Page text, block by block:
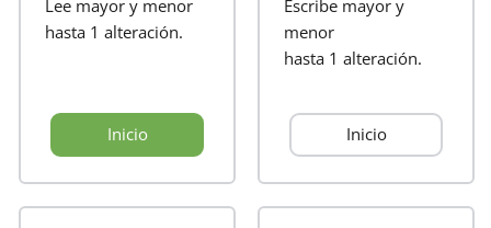
Dansk
English
Lee mayor y menor
hasta 1 alteración.
Inicio
Escribe mayor y
menor
hasta 1 alteración.
Inicio